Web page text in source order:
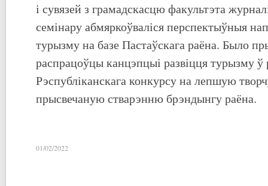
і сувязей з грамадскасцю факультэта
семінару абмяркоўваліся перспектыўныя
турызму на базе Пастаўскага раёна. Было
распрацоўцы канцэпцыі развіцця турызму ў
Рэспубліканскага конкурсу на лепшую
прысвечаную стварэнню брэндынгу раёна.
01/02/2022